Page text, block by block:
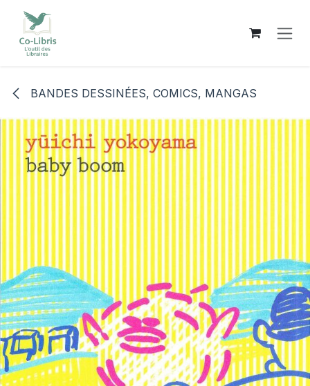
Se rendre au contenu
BANDES DESSINÉES, COMICS, MANGAS